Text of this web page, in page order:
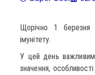
Щорічно 1 березня
імунітету.
У цей день
значення,